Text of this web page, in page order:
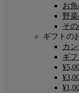
お
野
そ
ギフトの
カ
ギ